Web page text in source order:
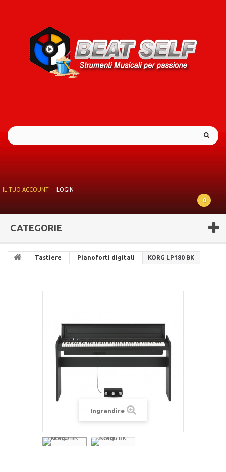
IL TUO ACCOUNT
LOGIN
0
CATEGORIE
Tastiere Pianoforti digitali KORG LP180 BK
Ingrandire